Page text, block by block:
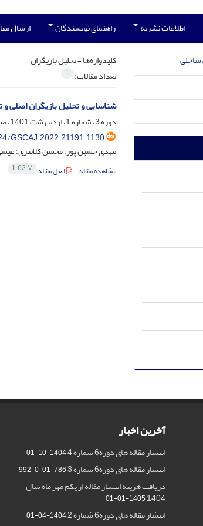
اطلاعات نشریه راهنمای نویسندگان ارسال
کلیدواژه‌ها =تحلیل بازیگران
تعداد مقالات: 1
شناسایی و تحلیل بازیگران اصلی
دوره 3، شماره 1، اردیبهشت 1401، صفحه
GSCAJ.2022.21191.1130
مهدی حسین پور؛ محسن کلانتری؛
مشاهده مقاله اصل مقاله 1.62 M
آخرین اخبار
انتشار مقاله های دوره6 شماره 4 1404-10-01
انتشار مقاله های دوره6 شماره 3 786-01-0-992
دریافت هزینه انتشار مقاله از یکم مهر ماه سال
1404
1405-01-01
انتشار مقاله های دوره6 شماره 2 1404-04-01